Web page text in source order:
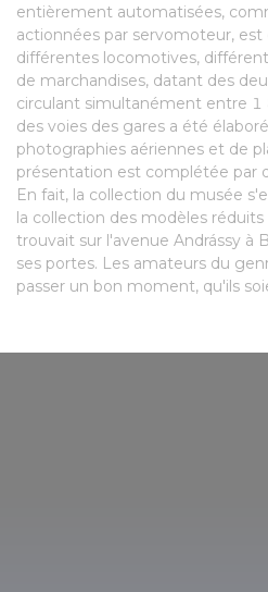
entièrement automatisées,
actionnées par servomoteur,
différentes locomotives,
de marchandises, datant des
circulant simultanément entre
des voies des gares a été
photographies aériennes et de
présentation est complétée par
En fait, la collection du musée
la collection des modèles
trouvait sur l'avenue Andrássy à
ses portes. Les amateurs du
passer un bon moment, qu'ils